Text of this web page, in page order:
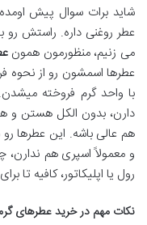
شاید برات سوال پیش
عطر روغنی داره. راستش
می زنیم، منظورمون همون
عطرها اسمشون رو از
با واحد گرم فروخته
دارن، بدون الکل هستن و
هم عالی باشه. این عطرها
و معمولاً اسپری هم
رول یا اپلیکاتور، کافیه تا
نکات مهم در خرید عطرهای